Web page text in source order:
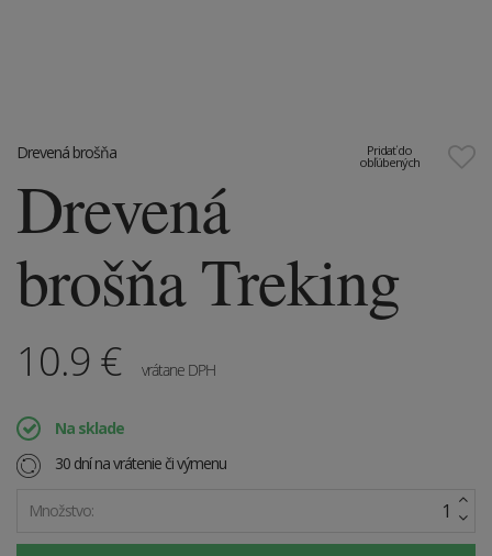
Pridať do
obľúbených
Drevená brošňa
Drevená
brošňa Treking
10.9 € vrátane DPH
Na sklade
30 dní na vrátenie či výmenu
Množstvo: